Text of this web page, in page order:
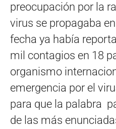
preocupación por la
virus se propagaba
fecha ya había
mil contagios en 18
organismo
emergencia por el
para que la palabra
de las más